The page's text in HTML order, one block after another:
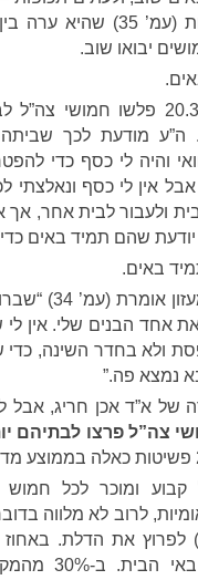
יבואו שוב.
ב-20.3.18 פלשו חמושי
והיה לי כסף כדי
אין לי כסף ונאלצתי
ולעבור לבית אחר, אך
יודעת שהם תמיד באים
באים.
א”ד
אחד הבנים שלי. אין לי
ולא בחדר השינה, כדי
נמצא פה.”
של א”ד אכן חריג, אבל
צה”ל פרצו לבתיהם
קבוע ומוכר לכל
לרוב לא מלווה
(25%) לפרוץ את הדלת.
כלפי